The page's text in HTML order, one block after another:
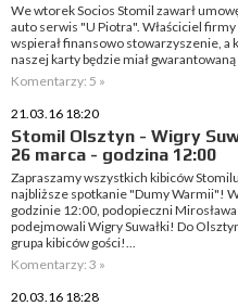
We wtorek Socios Stomil zawarł
auto serwis "U Piotra". Właściciel
wspierał finansowo stowarzyszenie, a
naszej karty będzie miał gwarantowaną
Komentarzy: 5 »
21.03.16 18:20
Stomil Olsztyn - Wigry
26 marca - godzina 12:00
Zapraszamy wszystkich kibiców
najbliższe spotkanie "Dumy Warmii"!
godzinie 12:00, podopieczni Mirosława
podejmowali Wigry Suwałki! Do
grupa kibiców gości!...
Komentarzy: 3 »
20.03.16 18:28